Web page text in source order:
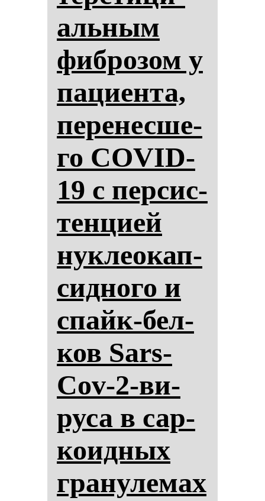
аль­ным
фиб­ро­зом у
па­ци­ен­та,
пе­ре­нес­ше­
го COVID-
19 с пер­сис­
тен­ци­ей
нук­ле­окап­
сид­но­го и
спайк-бел­
ков Sars-
Cov-2-ви­
ру­са в сар­
ко­ид­ных
гра­ну­ле­мах